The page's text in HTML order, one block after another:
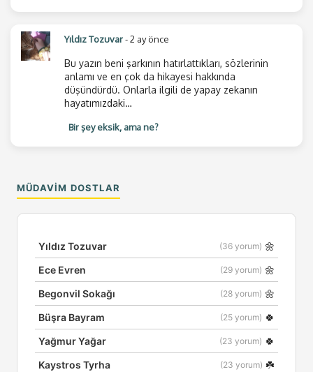
Yıldız Tozuvar- 2 ay önce
Bu yazın beni şarkının hatırlattıkları, sözlerinin
anlamı ve en çok da hikayesi hakkında
düşündürdü. Onlarla ilgili de yapay zekanın
hayatımızdaki…
Bir şey eksik, ama ne?
MÜDAVIM DOSTLAR
Yıldız Tozuvar (36 yorum) 🌼
Ece Evren (29 yorum) 🌼
Begonvil Sokağı (28 yorum) 🌼
Büşra Bayram (25 yorum) 🍀
Yağmur Yağar (23 yorum) 🍀
Kaystros Tyrha (23 yorum) ☘️